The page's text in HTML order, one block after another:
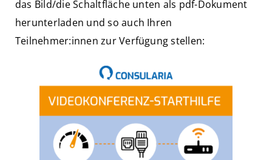
das Bild/die Schaltfläche unten als pdf-Dokument
herunterladen und so auch Ihren
Teilnehmer:innen zur Verfügung stellen: